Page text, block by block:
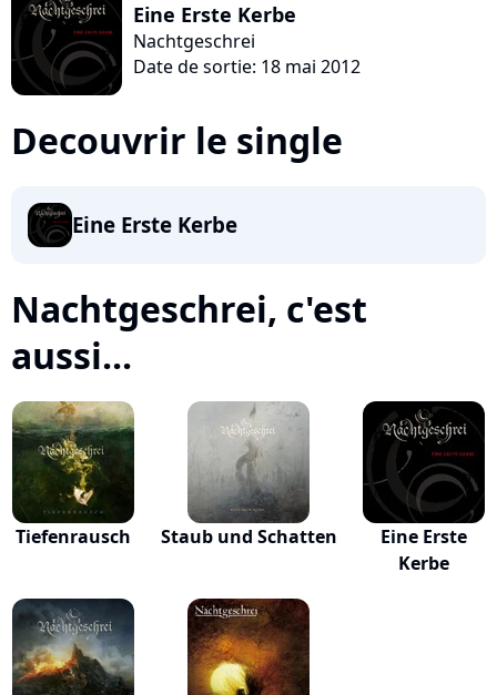
Eine Erste Kerbe
Nachtgeschrei
Date de sortie: 18 mai 2012
Decouvrir le single
Eine Erste Kerbe
Nachtgeschrei, c'est
aussi...
Tiefenrausch Staub und Schatten
Eine Erste
Kerbe